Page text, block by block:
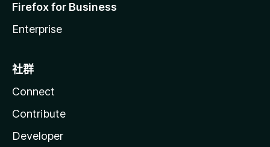
Firefox for Business
Enterprise
社群
Connect
Contribute
Developer